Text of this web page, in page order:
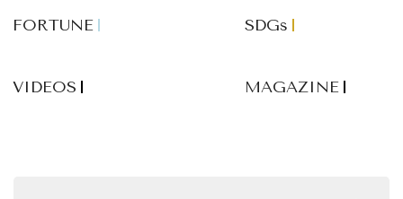
FORTUNE SDGs
VIDEOS MAGAZINE